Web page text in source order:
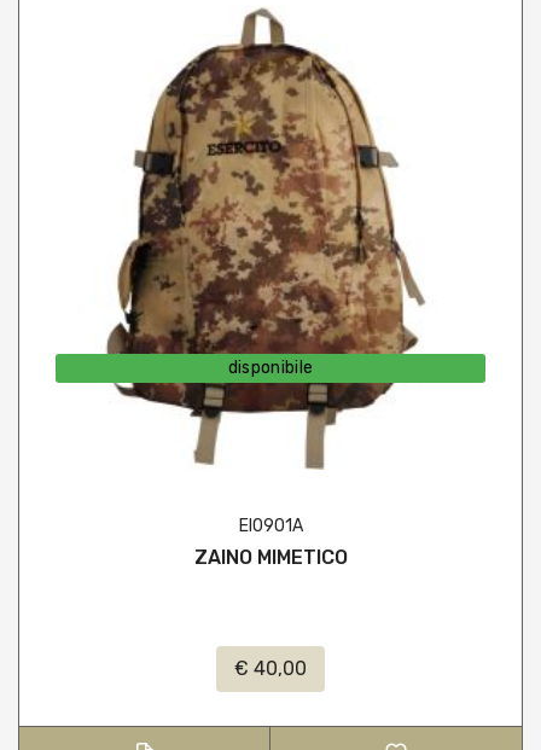
disponibile
EI0901A
ZAINO MIMETICO
€ 40,00